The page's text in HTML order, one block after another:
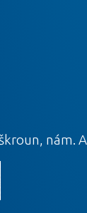
nám.